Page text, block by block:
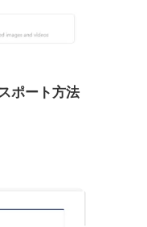
ポート方法